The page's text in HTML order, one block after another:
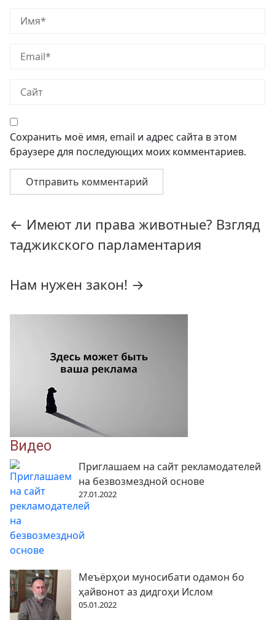
Сохранить моё имя, email и адрес сайта в этом
браузере для последующих моих комментариев.
по
записям
← Имеют ли права животные? Взгляд
таджикского парламентария
Нам нужен закон! →
Видео
Приглашаем на сайт рекламодателей
на безвозмездной основе
27.01.2022
Меъёрҳои муносибати одамон бо
ҳайвонот аз дидгоҳи Ислом
05.01.2022